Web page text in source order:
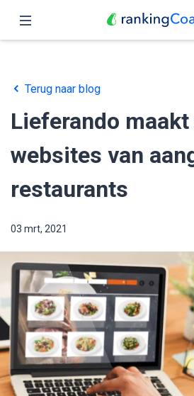
Functies
Prijzen
Partners
Blog
Nederlands
Terug naar blog
Lieferando
websites van
restaurants
03 mrt, 2021